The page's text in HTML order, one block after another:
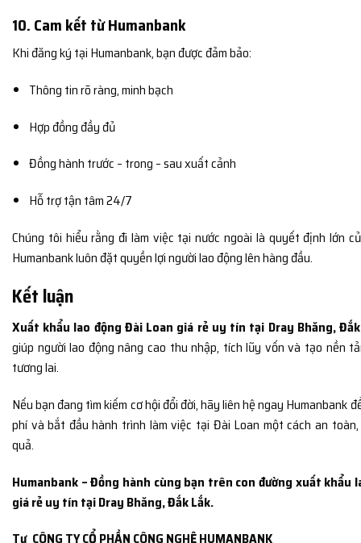
10. Cam kết từ Humanbank
Khi đăng ký tại Humanbank, bạn được đảm bảo:
Thông tin rõ ràng, minh bạch
Hợp đồng đầy đủ
Đồng hành trước – trong – sau xuất cảnh
Hỗ trợ tận tâm 24/7
Chúng tôi hiểu rằng đi làm việc tại nước ngoài là quyết định lớn
Humanbank luôn đặt quyền lợi người lao động lên hàng đầu.
Kết luận
Xuất khẩu lao động Đài Loan giá rẻ uy tín tại Dray Bhăng,
giúp người lao động nâng cao thu nhập, tích lũy vốn và tạo nền
tương lai.
Nếu bạn đang tìm kiếm cơ hội đổi đời, hãy liên hệ ngay Humanbank
phí và bắt đầu hành trình làm việc tại Đài Loan một cách an
quả.
Humanbank – Đồng hành cùng bạn trên con đường xuất khẩu
giá rẻ uy tín tại Dray Bhăng, Đắk Lắk.
Tư CÔNG TY CỔ PHẦN CÔNG NGHỆ HUMANBANK